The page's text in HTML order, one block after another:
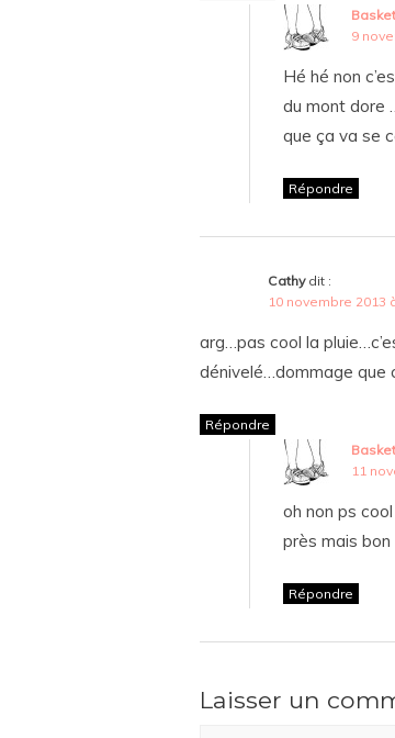
9
Hé hé non
du mont dore
que ça va se
Répondre
Cathy dit :
10 novembre 2013
arg…pas cool la
dénivelé…dommage que
Répondre
11
oh non ps
près mais bon
Répondre
Laisser un